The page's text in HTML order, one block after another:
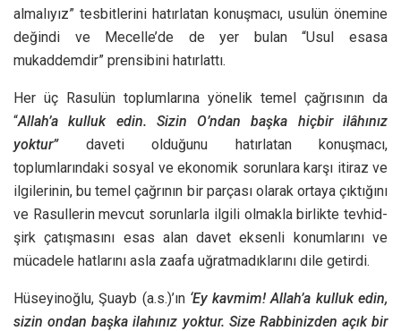
almalıyız” tesbitlerini hatırlatan konuşmacı, usulün önemine
değindi ve Mecelle’de de yer bulan “Usul esasa
mukaddemdir” prensibini hatırlattı.
Her üç Rasulün toplumlarına yönelik temel çağrısının da
“Allah’a kulluk edin. Sizin O’ndan başka hiçbir ilâhınız
yoktur” daveti olduğunu hatırlatan konuşmacı,
toplumlarındaki sosyal ve ekonomik sorunlara karşı itiraz ve
ilgilerinin, bu temel çağrının bir parçası olarak ortaya çıktığını
ve Rasullerin mevcut sorunlarla ilgili olmakla birlikte tevhid-
şirk çatışmasını esas alan davet eksenli konumlarını ve
mücadele hatlarını asla zaafa uğratmadıklarını dile getirdi.
Hüseyinoğlu, Şuayb (a.s.)’ın ‘Ey kavmim! Allah’a kulluk edin,
sizin ondan başka ilahınız yoktur. Size Rabbinizden açık bir